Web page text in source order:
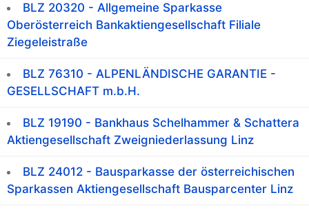
BLZ 20320 - Allgemeine Sparkasse
Oberösterreich Bankaktiengesellschaft Filiale
Ziegeleistraße
BLZ 76310 - ALPENLÄNDISCHE GARANTIE -
GESELLSCHAFT m.b.H.
BLZ 19190 - Bankhaus Schelhammer & Schattera
Aktiengesellschaft Zweigniederlassung Linz
BLZ 24012 - Bausparkasse der österreichischen
Sparkassen Aktiengesellschaft Bausparcenter Linz